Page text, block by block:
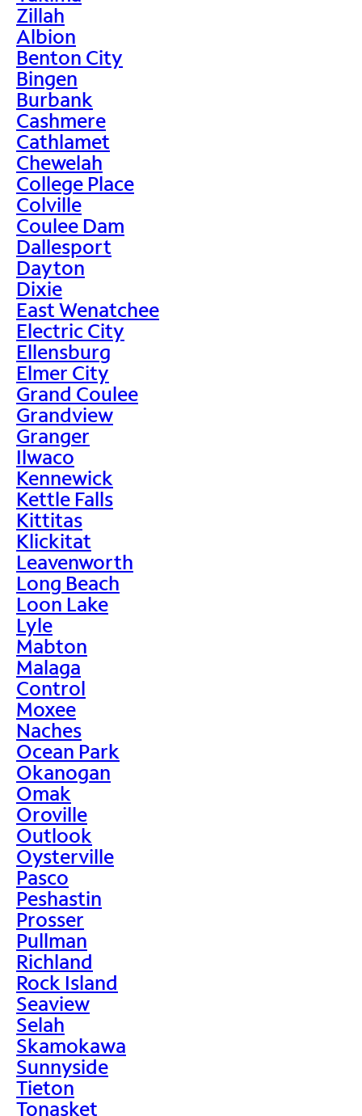
Zillah
Albion
Benton City
Bingen
Burbank
Cashmere
Cathlamet
Chewelah
College Place
Colville
Coulee Dam
Dallesport
Dayton
Dixie
East Wenatchee
Electric City
Ellensburg
Elmer City
Grand Coulee
Grandview
Granger
Ilwaco
Kennewick
Kettle Falls
Kittitas
Klickitat
Leavenworth
Long Beach
Loon Lake
Lyle
Mabton
Malaga
Control
Moxee
Naches
Ocean Park
Okanogan
Omak
Oroville
Outlook
Oysterville
Pasco
Peshastin
Prosser
Pullman
Richland
Rock Island
Seaview
Selah
Skamokawa
Sunnyside
Tieton
Tonasket